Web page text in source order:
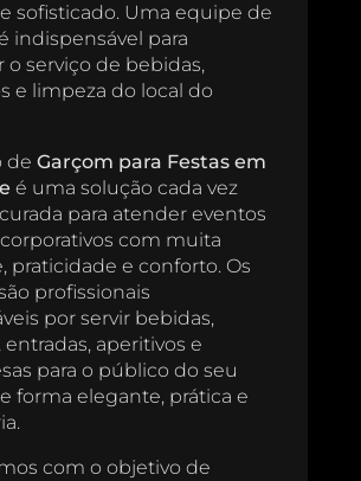
sofisticado. Uma equipe de
indispensável para
o serviço de bebidas,
e limpeza do local do
de Garçom para Festas em
é uma solução cada vez
para atender eventos
com muita
praticidade e conforto. Os
profissionais
por servir bebidas,
aperitivos e
para o público do seu
forma elegante, prática e
com o objetivo de